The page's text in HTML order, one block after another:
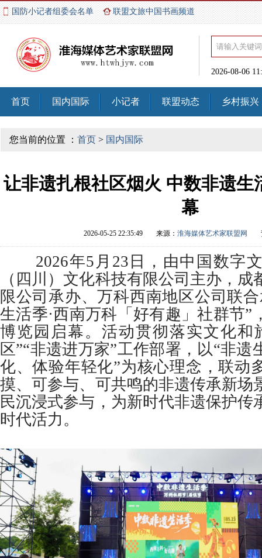
国防小记者组委会名单 联盟文旅中国书画频道
2026-08-06
首页 国内国际 小记者 联盟动态 乡村振兴
您当前的位置 ： 首页 > 国内国际
让非遗扎根社区烟火 中数非遗生
幕
2026-05-25 22:35:49 来源：淮海媒体艺术家联盟网
2026年5月23日，由中国数字文
（四川）文化科技有限公司主办，
限公司承办、万科西南地区公司联
生活季·西南万科「好有趣」社群节”
博览园启幕。活动贯彻落实文化和
区”“非遗进万家”工作部署，以“非遗
化、体验年轻化”为核心理念，联动
摸、可参与、可共鸣的非遗传承新场
民沉浸式参与，为新时代非遗保护传
时代活力。